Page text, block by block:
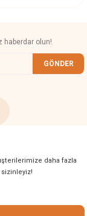
haberdar olun!
GÖNDER
daha fazla